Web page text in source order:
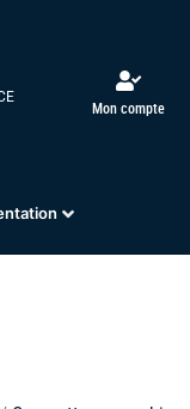
Mon compte